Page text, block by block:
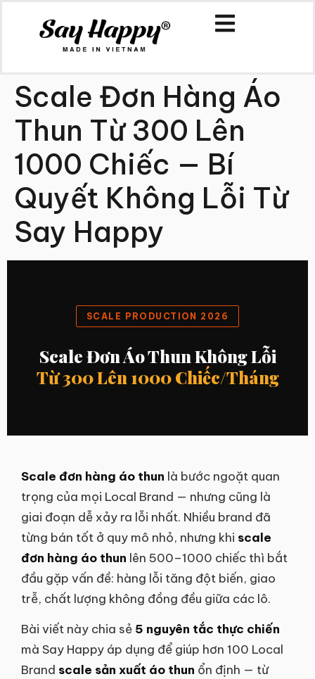
Scale Đơn Hàng Áo
Thun Từ 300 Lên
1000 Chiếc — Bí
Quyết Không Lỗi Từ
Say Happy
SCALE PRODUCTION 2026
Scale Đơn Áo Thun Không Lỗi
Từ 300 Lên 1000 Chiếc/Tháng
Scale đơn hàng áo thun là bước ngoặt quan
trọng của mọi Local Brand — nhưng cũng là
giai đoạn dễ xảy ra lỗi nhất. Nhiều brand đã
từng bán tốt ở quy mô nhỏ, nhưng khi scale
đơn hàng áo thun lên 500–1000 chiếc thì bắt
đầu gặp vấn đề: hàng lỗi tăng đột biến, giao
trễ, chất lượng không đồng đều giữa các lô.
Bài viết này chia sẻ 5 nguyên tắc thực chiến
mà Say Happy áp dụng để giúp hơn 100 Local
Brand scale sản xuất áo thun ổn định — từ